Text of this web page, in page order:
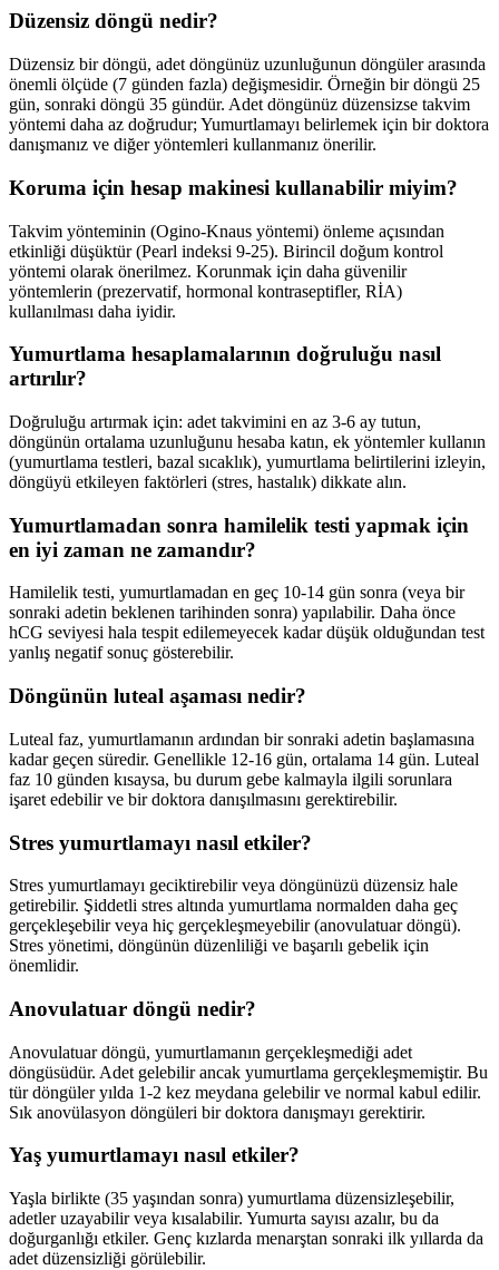
Düzensiz döngü nedir?
Düzensiz bir döngü, adet döngünüz uzunluğunun döngüler arasında
önemli ölçüde (7 günden fazla) değişmesidir. Örneğin bir döngü 25
gün, sonraki döngü 35 gündür. Adet döngünüz düzensizse takvim
yöntemi daha az doğrudur; Yumurtlamayı belirlemek için bir doktora
danışmanız ve diğer yöntemleri kullanmanız önerilir.
Koruma için hesap makinesi kullanabilir miyim?
Takvim yönteminin (Ogino-Knaus yöntemi) önleme açısından
etkinliği düşüktür (Pearl indeksi 9-25). Birincil doğum kontrol
yöntemi olarak önerilmez. Korunmak için daha güvenilir
yöntemlerin (prezervatif, hormonal kontraseptifler, RİA)
kullanılması daha iyidir.
Yumurtlama hesaplamalarının doğruluğu nasıl
artırılır?
Doğruluğu artırmak için: adet takvimini en az 3-6 ay tutun,
döngünün ortalama uzunluğunu hesaba katın, ek yöntemler kullanın
(yumurtlama testleri, bazal sıcaklık), yumurtlama belirtilerini izleyin,
döngüyü etkileyen faktörleri (stres, hastalık) dikkate alın.
Yumurtlamadan sonra hamilelik testi yapmak için
en iyi zaman ne zamandır?
Hamilelik testi, yumurtlamadan en geç 10-14 gün sonra (veya bir
sonraki adetin beklenen tarihinden sonra) yapılabilir. Daha önce
hCG seviyesi hala tespit edilemeyecek kadar düşük olduğundan test
yanlış negatif sonuç gösterebilir.
Döngünün luteal aşaması nedir?
Luteal faz, yumurtlamanın ardından bir sonraki adetin başlamasına
kadar geçen süredir. Genellikle 12-16 gün, ortalama 14 gün. Luteal
faz 10 günden kısaysa, bu durum gebe kalmayla ilgili sorunlara
işaret edebilir ve bir doktora danışılmasını gerektirebilir.
Stres yumurtlamayı nasıl etkiler?
Stres yumurtlamayı geciktirebilir veya döngünüzü düzensiz hale
getirebilir. Şiddetli stres altında yumurtlama normalden daha geç
gerçekleşebilir veya hiç gerçekleşmeyebilir (anovulatuar döngü).
Stres yönetimi, döngünün düzenliliği ve başarılı gebelik için
önemlidir.
Anovulatuar döngü nedir?
Anovulatuar döngü, yumurtlamanın gerçekleşmediği adet
döngüsüdür. Adet gelebilir ancak yumurtlama gerçekleşmemiştir. Bu
tür döngüler yılda 1-2 kez meydana gelebilir ve normal kabul edilir.
Sık anovülasyon döngüleri bir doktora danışmayı gerektirir.
Yaş yumurtlamayı nasıl etkiler?
Yaşla birlikte (35 yaşından sonra) yumurtlama düzensizleşebilir,
adetler uzayabilir veya kısalabilir. Yumurta sayısı azalır, bu da
doğurganlığı etkiler. Genç kızlarda menarştan sonraki ilk yıllarda da
adet düzensizliği görülebilir.